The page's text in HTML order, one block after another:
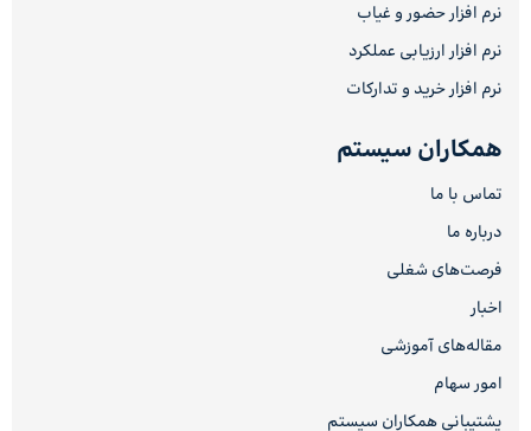
نرم افزار حضور و غیاب
نرم افزار ارزیابی عملکرد
نرم افزار خرید و تدارکات
همکاران سیستم
تماس با ما
درباره ما
فرصت‌های شغلی
اخبار
مقاله‌های آموزشی
امور سهام
پشتیبانی همکاران سیستم